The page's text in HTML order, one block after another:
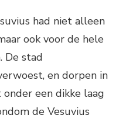
had niet alleen
ook voor de hele
De stad
en dorpen in
een dikke laag
de Vesuvius